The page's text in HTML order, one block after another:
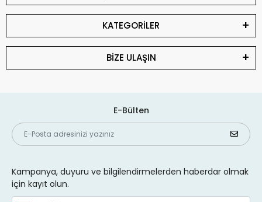
KATEGORİLER
BİZE ULAŞIN
E-Bülten
Kampanya, duyuru ve bilgilendirmelerden haberdar olmak
için kayıt olun.